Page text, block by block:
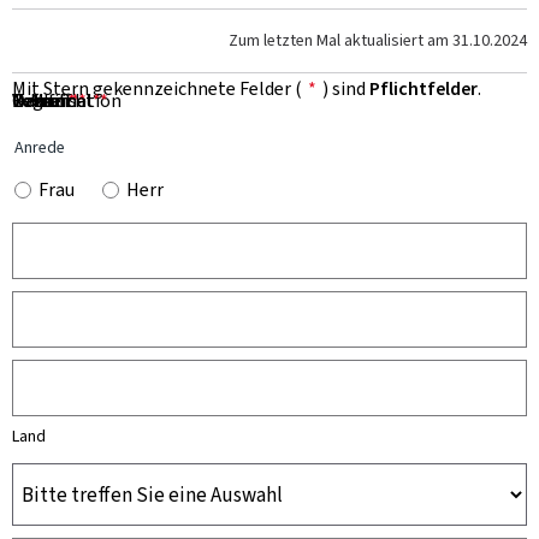
Zum letzten Mal aktualisiert am 31.10.2024
Mit Stern gekennzeichnete Felder ( * ) sind Pflichtfelder.
Anrede
Frau Herr
Vorname *
Name *
Organisation
Land
E-Mail *
Telefon
Betreff *
Nachricht *